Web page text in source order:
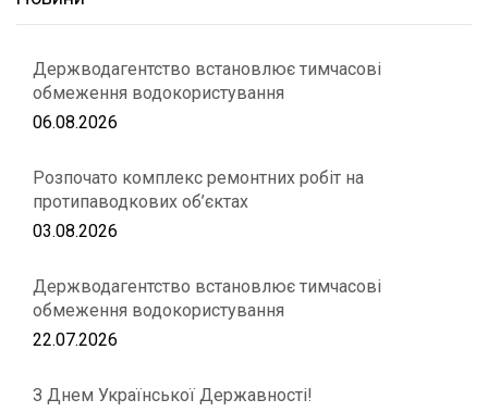
Держводагентство встановлює тимчасові
обмеження водокористування
06.08.2026
Розпочато комплекс ремонтних робіт на
протипаводкових об’єктах
03.08.2026
Держводагентство встановлює тимчасові
обмеження водокористування
22.07.2026
З Днем Української Державності!